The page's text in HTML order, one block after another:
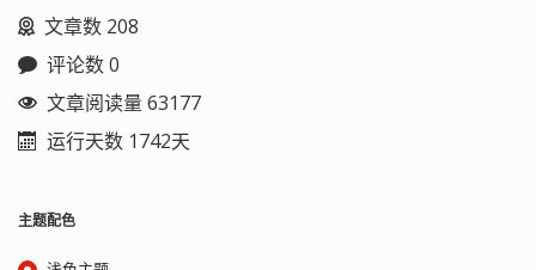
后翻，直到找到我们想要的字为止，这
种方法就是在 list 中查找元素的方法，
list 越大，查找越慢。另一种方法是先在
字典的索引表里（比如部首表）查这个
到这个字。无论找哪个字，这种查找速
75, 'Tracy': 85} >>> d['Michael'] 95 >>>
>>> d {'Adam': 67, 'Tracy': 85, 'Michael':
文章数 208
评论数 0
文章阅读量 63177
运行天数 1742天
主题配色